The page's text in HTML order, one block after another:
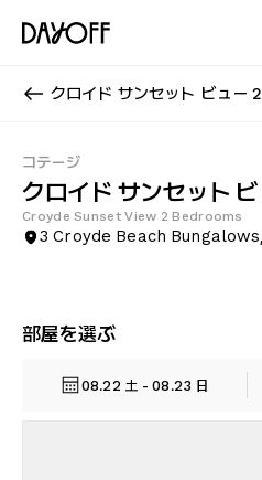
クロイド サンセット ビュー
コテージ
クロイド サンセット
Croyde Sunset View 2 Bedrooms
3 Croyde Beach
部屋を選ぶ
08.22 土 - 08.23 日